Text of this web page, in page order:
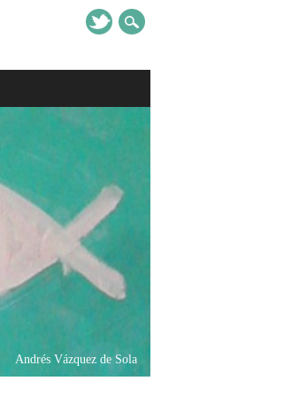
Andrés Vázquez de Sola